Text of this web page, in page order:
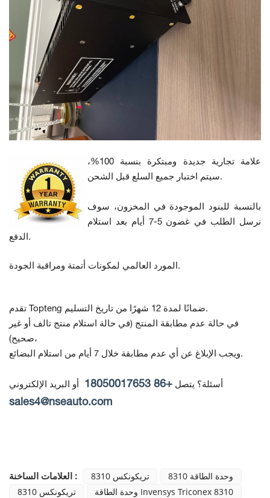
علامة تجارية جديدة ومبتكرة بنسبة 100%،
سيتم اختبار جميع السلع قبل الشحن.
بالنسبة للبنود الموجودة في المخزون، سوف
نرسل الطلب في غضون 5-7 أيام بعد استلام
الدفع.
المورد العالمي لمكونات أتمتة ومراقبة الجودة.
تقدم Topteng ضمانًا لمدة 12 شهرًا من تاريخ التسليم.
في حالة عدم مطابقة المنتج (في حالة استلام منتج تالف أو غير
صحيح)،
ويجب الإبلاغ عن أي عدم مطابقة خلال 7 أيام من استلام البضائع.
أسئلة؟ يتصل +86 18050017653 أو البريد الإلكتروني
sales4@nseauto.com
العلامات الساخنة : تريكونكس 8310
8310 وحدة الطاقة
8310 تريكونكس
وحدة الطاقة Invensys Triconex 8310